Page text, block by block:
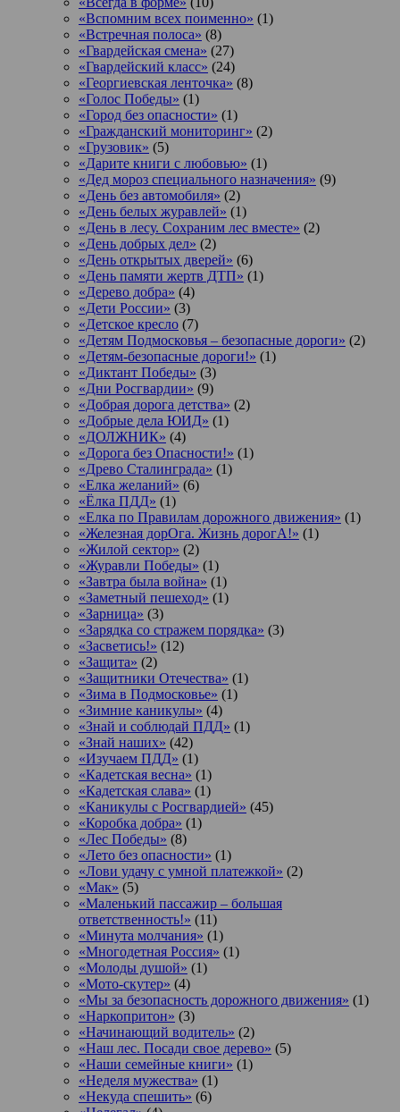
«Вспомним всех поименно» (1)
«Встречная полоса» (8)
«Гвардейская смена» (27)
«Гвардейский класс» (24)
«Георгиевская ленточка» (8)
«Голос Победы» (1)
«Город без опасности» (1)
«Гражданский мониторинг» (2)
«Грузовик» (5)
«Дарите книги с любовью» (1)
«Дед мороз специального назначения» (9)
«День без автомобиля» (2)
«День белых журавлей» (1)
«День в лесу. Сохраним лес вместе» (2)
«День добрых дел» (2)
«День открытых дверей» (6)
«День памяти жертв ДТП» (1)
«Дерево добра» (4)
«Дети России» (3)
«Детское кресло (7)
«Детям Подмосковья – безопасные дороги» (2)
«Детям-безопасные дороги!» (1)
«Диктант Победы» (3)
«Дни Росгвардии» (9)
«Добрая дорога детства» (2)
«Добрые дела ЮИД» (1)
«ДОЛЖНИК» (4)
«Дорога без Опасности!» (1)
«Древо Сталинграда» (1)
«Елка желаний» (6)
«Ёлка ПДД» (1)
«Елка по Правилам дорожного движения» (1)
«Железная дорОга. Жизнь дорогА!» (1)
«Жилой сектор» (2)
«Журавли Победы» (1)
«Завтра была война» (1)
«Заметный пешеход» (1)
«Зарница» (3)
«Зарядка со стражем порядка» (3)
«Засветись!» (12)
«Защита» (2)
«Защитники Отечества» (1)
«Зима в Подмосковье» (1)
«Зимние каникулы» (4)
«Знай и соблюдай ПДД» (1)
«Знай наших» (42)
«Изучаем ПДД» (1)
«Кадетская весна» (1)
«Кадетская слава» (1)
«Каникулы с Росгвардией» (45)
«Коробка добра» (1)
«Лес Победы» (8)
«Лето без опасности» (1)
«Лови удачу с умной платежкой» (2)
«Мак» (5)
«Маленький пассажир – большая
ответственность!» (11)
«Минута молчания» (1)
«Многодетная Россия» (1)
«Молоды душой» (1)
«Мото-скутер» (4)
«Мы за безопасность дорожного движения» (1)
«Наркопритон» (3)
«Начинающий водитель» (2)
«Наш лес. Посади свое дерево» (5)
«Наши семейные книги» (1)
«Неделя мужества» (1)
«Некуда спешить» (6)